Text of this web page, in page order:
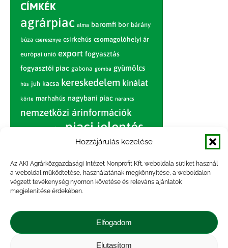
Hozzájárulás kezelése
Az AKI Agrárközgazdasági Intézet Nonprofit Kft. weboldala sütiket használ
a weboldal működtetése, használatának megkönnyítése, a weboldalon
végzett tevékenység nyomon követése és releváns ajánlatok
megjelenítése érdekében.
Elfogadom
Elutasítom
CÍMKÉK
agrárpiac alma baromfi bor bárány
búza cseresznye csirkehús csomagolóhelyi ár
európai unió export fogyasztás
fogyasztói piac gabona gomba gyümölcs
hús juh kacsa kereskedelem kínálat
körte marhahús nagybani piac narancs
nemzetközi árinformációk
piac piaci jelentés
sertés sertéshús
szarvasmarha termelés termelői
ár tojás világpiac
vágóbárány
vágómarha vágósertés
Kapcsolat |